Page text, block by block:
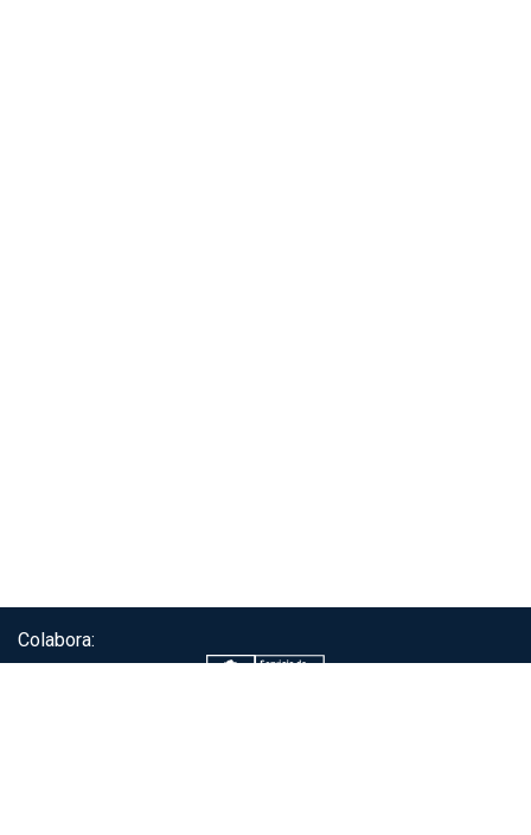
Colabora: